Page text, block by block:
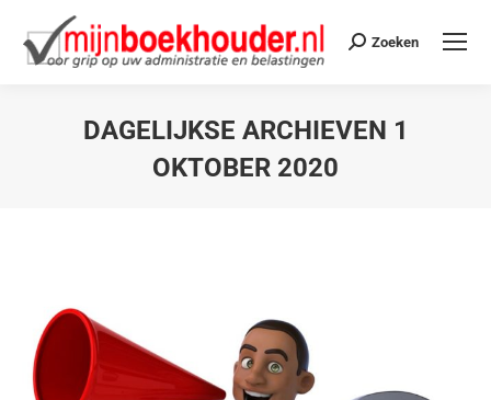
Zoeken
DAGELIJKSE ARCHIEVEN 1
OKTOBER 2020